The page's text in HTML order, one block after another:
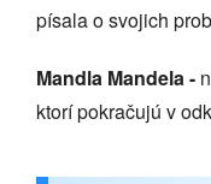
písala o svojich
Mandla Mandela -
ktorí pokračujú v